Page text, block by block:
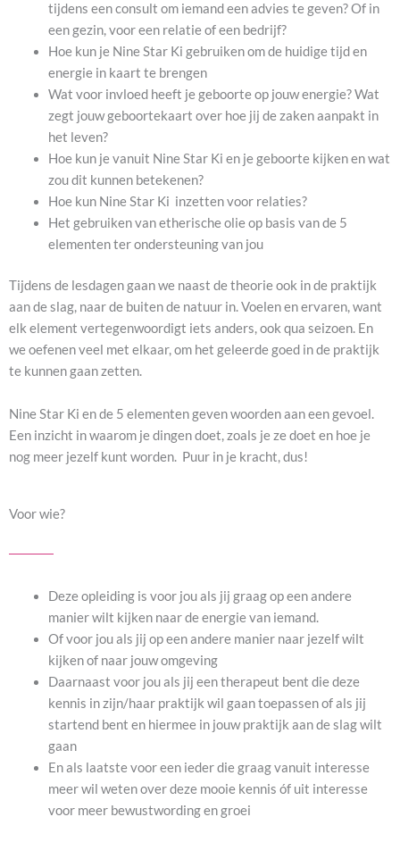
tijdens een consult om iemand een advies te geven? Of in
een gezin, voor een relatie of een bedrijf?
Hoe kun je Nine Star Ki gebruiken om de huidige tijd en
energie in kaart te brengen
Wat voor invloed heeft je geboorte op jouw energie? Wat
zegt jouw geboortekaart over hoe jij de zaken aanpakt in
het leven?
Hoe kun je vanuit Nine Star Ki en je geboorte kijken en wat
zou dit kunnen betekenen?
Hoe kun Nine Star Ki inzetten voor relaties?
Het gebruiken van etherische olie op basis van de 5
elementen ter ondersteuning van jou
Tijdens de lesdagen gaan we naast de theorie ook in de praktijk
aan de slag, naar de buiten de natuur in. Voelen en ervaren, want
elk element vertegenwoordigt iets anders, ook qua seizoen. En
we oefenen veel met elkaar, om het geleerde goed in de praktijk
te kunnen gaan zetten.
Nine Star Ki en de 5 elementen geven woorden aan een gevoel.
Een inzicht in waarom je dingen doet, zoals je ze doet en hoe je
nog meer jezelf kunt worden. Puur in je kracht, dus!
Voor wie?
Deze opleiding is voor jou als jij graag op een andere
manier wilt kijken naar de energie van iemand.
Of voor jou als jij op een andere manier naar jezelf wilt
kijken of naar jouw omgeving
Daarnaast voor jou als jij een therapeut bent die deze
kennis in zijn/haar praktijk wil gaan toepassen of als jij
startend bent en hiermee in jouw praktijk aan de slag wilt
gaan
En als laatste voor een ieder die graag vanuit interesse
meer wil weten over deze mooie kennis óf uit interesse
voor meer bewustwording en groei